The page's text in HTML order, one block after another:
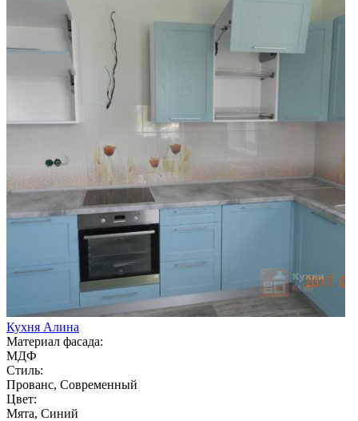
Кухня Алина
Материал фасада:
МДФ
Стиль:
Прованс, Современный
Цвет:
Мята, Синий